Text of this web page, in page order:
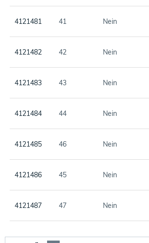
4121481 41 Nein
4121482 42 Nein
4121483 43 Nein
4121484 44 Nein
4121485 46 Nein
4121486 45 Nein
4121487 47 Nein
4121488 48 Nein